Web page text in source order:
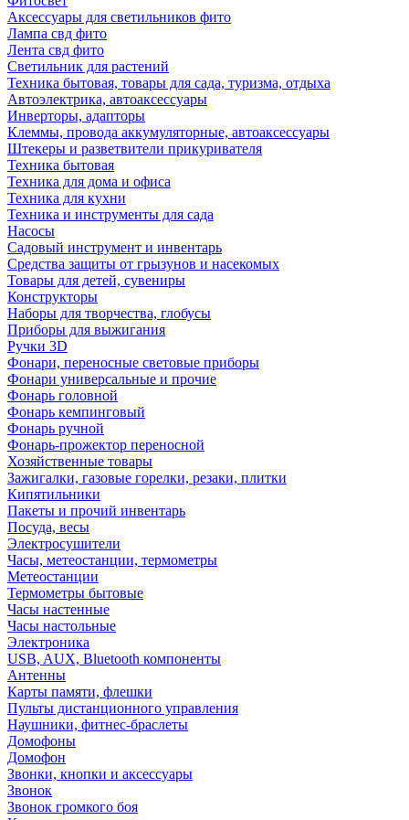
Аксессуары для светильников фито
Лампа свд фито
Лента свд фито
Светильник для растений
Техника бытовая, товары для сада, туризма, отдыха
Автоэлектрика, автоаксессуары
Инверторы, адапторы
Клеммы, провода аккумуляторные, автоаксессуары
Штекеры и разветвители прикуривателя
Техника бытовая
Техника для дома и офиса
Техника для кухни
Техника и инструменты для сада
Насосы
Садовый инструмент и инвентарь
Средства защиты от грызунов и насекомых
Товары для детей, сувениры
Конструкторы
Наборы для творчества, глобусы
Приборы для выжигания
Ручки 3D
Фонари, переносные световые приборы
Фонари универсальные и прочие
Фонарь головной
Фонарь кемпинговый
Фонарь ручной
Фонарь-прожектор переносной
Хозяйственные товары
Зажигалки, газовые горелки, резаки, плитки
Кипятильники
Пакеты и прочий инвентарь
Посуда, весы
Электросушители
Часы, метеостанции, термометры
Метеостанции
Термометры бытовые
Часы настенные
Часы настольные
Электроника
USB, AUX, Bluetooth компоненты
Антенны
Карты памяти, флешки
Пульты дистанционного управления
Наушники, фитнес-браслеты
Домофоны
Домофон
Звонки, кнопки и аксессуары
Звонок
Звонок громкого боя